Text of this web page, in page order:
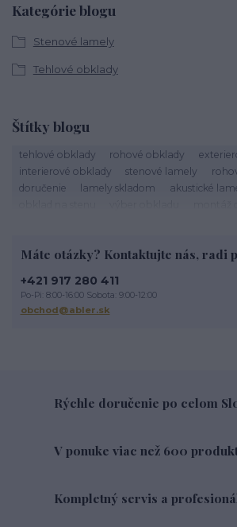
Kategórie blogu
Stenové lamely
Tehlové obklady
Štítky blogu
tehlové obklady rohové obklady
interierové obklady
stenové lamely
doručenie
lamely skladom
akustické
tehlové obklady na stĺpy
tehlové obklady
obklad imitácia tehly
drevené lamely
čistenie lamiel
Máte otázky? Kontaktujte nás, radi
+421 917 280 411
Po-Pi: 8:00-16:00 Sobota: 9:00-12:00
obchod@abler.sk
Rýchle doručenie po celom
V ponuke viac než 600
Kompletný servis a